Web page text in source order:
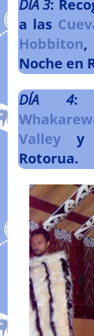
DÍA3:
a las
Hobbiton,
Noche en
DÍA4:
Valleyy
Rotorua.